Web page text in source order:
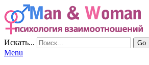
Искать... Go
Menu